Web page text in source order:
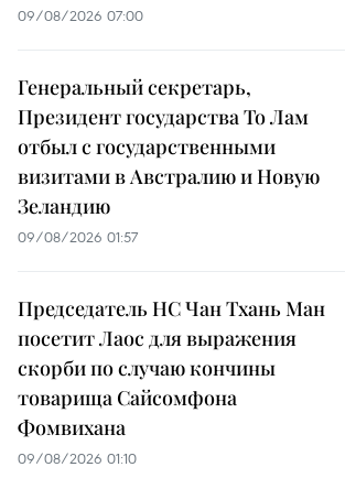
09/08/2026 07:00
Генеральный секретарь,
Президент государства То Лам
отбыл с государственными
визитами в Австралию и Новую
Зеландию
09/08/2026 01:57
Председатель НС Чан Тхань Ман
посетит Лаос для выражения
скорби по случаю кончины
товарища Сайсомфона
Фомвихана
09/08/2026 01:10